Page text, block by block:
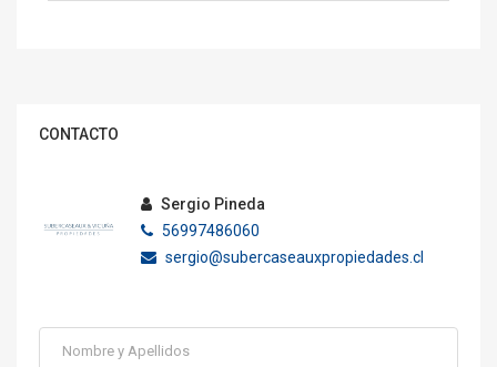
CONTACTO
Sergio Pineda
56997486060
sergio@subercaseauxpropiedades.cl